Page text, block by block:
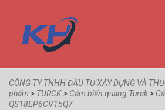
CÔNG TY TNHH ĐẦU TƯ XÂY DỰNG VÀ
phẩm > TURCK> Cảm biến quang Turck>
QS18EP6CV15Q7